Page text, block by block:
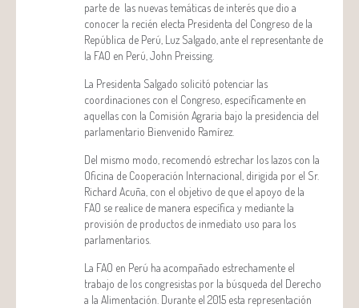
parte de las nuevas temáticas de interés que dio a
conocer la recién electa Presidenta del Congreso de la
República de Perú, Luz Salgado, ante el representante de
la FAO en Perú, John Preissing.
La Presidenta Salgado solicitó potenciar las
coordinaciones con el Congreso, específicamente en
aquellas con la Comisión Agraria bajo la presidencia del
parlamentario Bienvenido Ramírez.
Del mismo modo, recomendó estrechar los lazos con la
Oficina de Cooperación Internacional, dirigida por el Sr.
Richard Acuña, con el objetivo de que el apoyo de la
FAO se realice de manera específica y mediante la
provisión de productos de inmediato uso para los
parlamentarios.
La FAO en Perú ha acompañado estrechamente el
trabajo de los congresistas por la búsqueda del Derecho
a la Alimentación. Durante el 2015 esta representación